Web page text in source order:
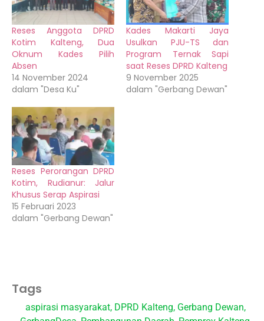
Reses Anggota DPRD
Kotim Kalteng, Dua
Oknum Kades Pilih
Absen
14 November 2024
dalam "Desa Ku"
Kades Makarti Jaya
Usulkan PJU-TS dan
Program Ternak Sapi
saat Reses DPRD Kalteng
9 November 2025
dalam "Gerbang Dewan"
Reses Perorangan DPRD
Kotim, Rudianur: Jalur
Khusus Serap Aspirasi
15 Februari 2023
dalam "Gerbang Dewan"
Tags
aspirasi masyarakat, DPRD Kalteng, Gerbang Dewan,